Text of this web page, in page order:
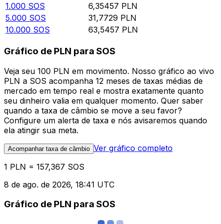
1.000 SOS 6,35457 PLN
5.000 SOS 31,7729 PLN
10.000 SOS 63,5457 PLN
Gráfico de PLN para SOS
Veja seu 100 PLN em movimento. Nosso gráfico ao vivo
PLN a SOS acompanha 12 meses de taxas médias de
mercado em tempo real e mostra exatamente quanto
seu dinheiro valia em qualquer momento. Quer saber
quando a taxa de câmbio se move a seu favor?
Configure um alerta de taxa e nós avisaremos quando
ela atingir sua meta.
Acompanhar taxa de câmbio Ver gráfico completo
1 PLN = 157,367 SOS
8 de ago. de 2026, 18:41 UTC
Gráfico de PLN para SOS